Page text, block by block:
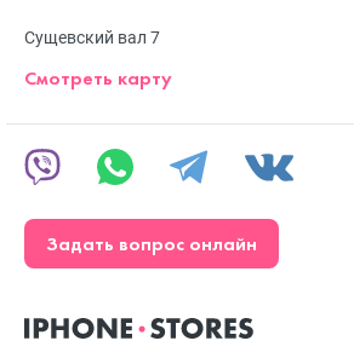
Сущевский вал 7
Смотреть карту
Задать вопрос онлайн